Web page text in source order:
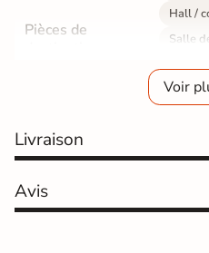
Pièces de
Hall /
Salle
Sol
Fabrication
Résistance à
Voir
Livraison
Avis